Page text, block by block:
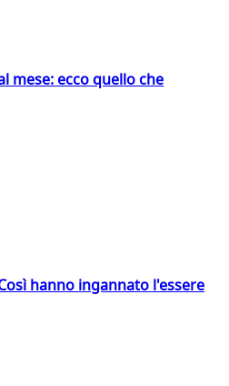
mese: ecco quello che
hanno ingannato l'essere